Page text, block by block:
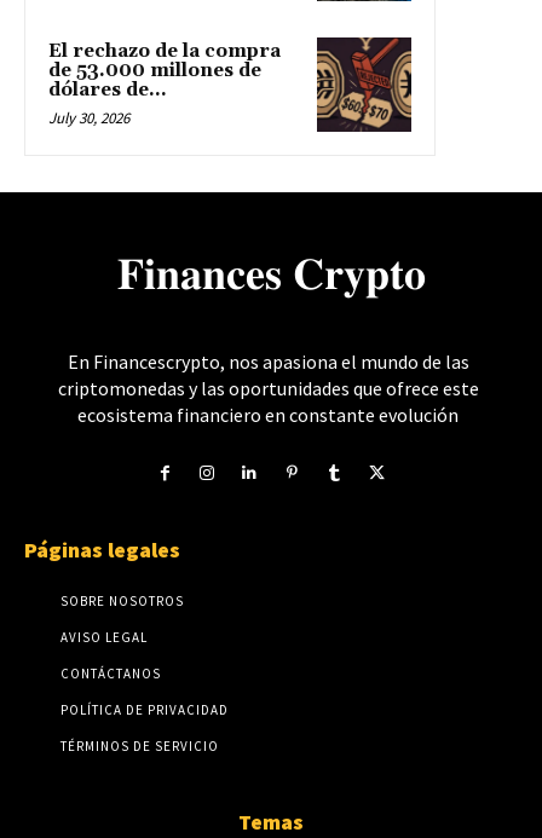
El rechazo de la compra
de 53.000 millones de
dólares de...
July 30, 2026
𝐅𝐢𝐧𝐚𝐧𝐜𝐞𝐬 𝐂𝐫𝐲𝐩𝐭𝐨
En Financescrypto, nos apasiona el mundo de las
criptomonedas y las oportunidades que ofrece este
ecosistema financiero en constante evolución
Páginas legales
SOBRE NOSOTROS
AVISO LEGAL
CONTÁCTANOS
POLÍTICA DE PRIVACIDAD
TÉRMINOS DE SERVICIO
Temas